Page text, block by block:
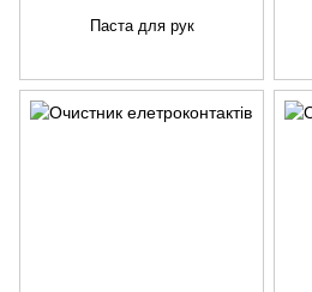
Паста для рук